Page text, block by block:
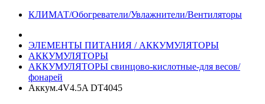
КЛИМАТ/Обогреватели/Увлажнители/Вентиляторы
ЭЛЕМЕНТЫ ПИТАНИЯ / АККУМУЛЯТОРЫ
АККУМУЛЯТОРЫ
АККУМУЛЯТОРЫ свинцово-кислотные-для весов/
фонарей
Аккум.4V4.5A DT4045